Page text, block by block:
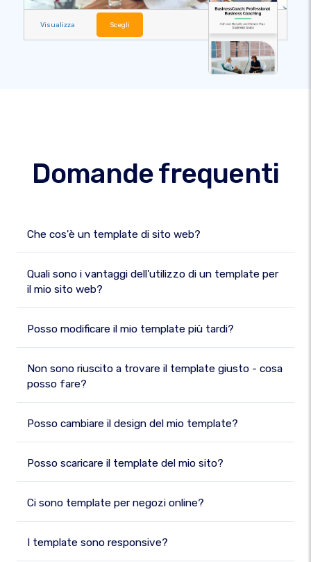
Visualizza Scegli
Domande frequenti
Che cos'è un template di sito web?
Quali sono i vantaggi dell'utilizzo di un template per
il mio sito web?
Posso modificare il mio template più tardi?
Non sono riuscito a trovare il template giusto - cosa
posso fare?
Posso cambiare il design del mio template?
Posso scaricare il template del mio sito?
Ci sono template per negozi online?
I template sono responsive?